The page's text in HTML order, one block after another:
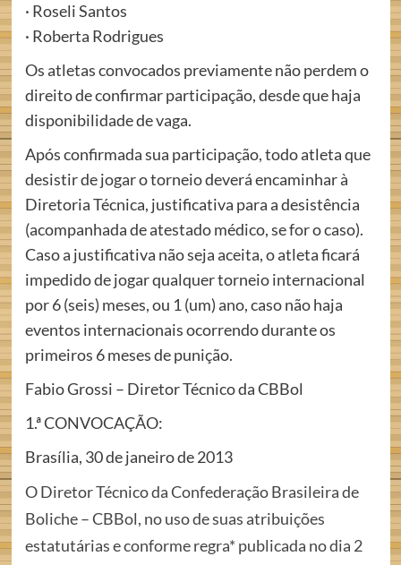
· Roseli Santos
· Roberta Rodrigues
Os atletas convocados previamente não perdem o
direito de confirmar participação, desde que haja
disponibilidade de vaga.
Após confirmada sua participação, todo atleta que
desistir de jogar o torneio deverá encaminhar à
Diretoria Técnica, justificativa para a desistência
(acompanhada de atestado médico, se for o caso).
Caso a justificativa não seja aceita, o atleta ficará
impedido de jogar qualquer torneio internacional
por 6 (seis) meses, ou 1 (um) ano, caso não haja
eventos internacionais ocorrendo durante os
primeiros 6 meses de punição.
Fabio Grossi – Diretor Técnico da CBBol
1.ª CONVOCAÇÃO:
Brasília, 30 de janeiro de 2013
O Diretor Técnico da Confederação Brasileira de
Boliche – CBBol, no uso de suas atribuições
estatutárias e conforme regra* publicada no dia 2